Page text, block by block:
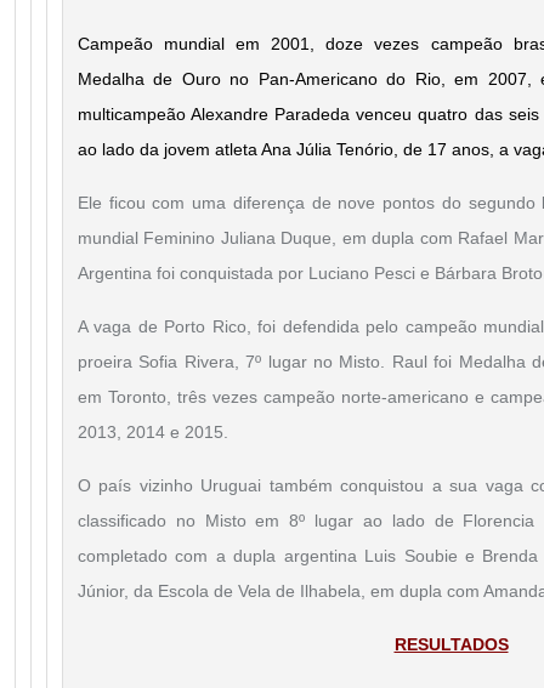
Campeão mundial em 2001, doze vezes campeão
Medalha de Ouro no Pan-Americano do Rio, em
multicampeão Alexandre Paradeda venceu quatro das
ao lado da jovem atleta Ana Júlia Tenório, de 17 anos, a
Ele ficou com uma diferença de nove pontos do
mundial Feminino Juliana Duque, em dupla com Rafael
Argentina foi conquistada por Luciano Pesci e Bárbara
A vaga de Porto Rico, foi defendida pelo campeão
proeira Sofia Rivera, 7º lugar no Misto. Raul foi Medalha
em Toronto, três vezes campeão norte-americano e
2013, 2014 e 2015.
O país vizinho Uruguai também conquistou a sua vaga
classificado no Misto em 8º lugar ao lado de
completado com a dupla argentina Luis Soubie e
Júnior, da Escola de Vela de Ilhabela, em dupla com
RESULTADOS